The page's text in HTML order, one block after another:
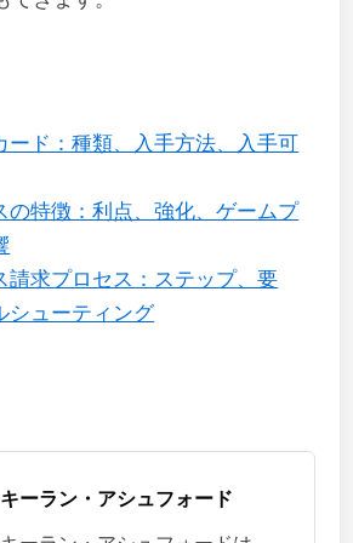
ード：種類、入手方法、入手可
の特徴：利点、強化、ゲームプ
請求プロセス：ステップ、要
シューティング
キーラン・アシュフォード